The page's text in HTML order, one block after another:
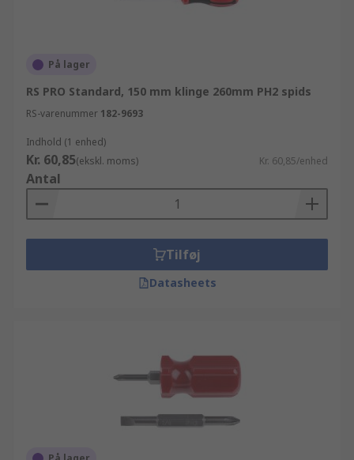
På lager
RS PRO Standard, 150 mm klinge 260mm PH2 spids
RS-varenummer 182-9693
Indhold (1 enhed)
Kr. 60,85(ekskl. moms) Kr. 60,85/enhed
Antal
Tilføj
Datasheets